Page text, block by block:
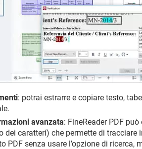
: potrai estrarre e copiare testo,
avanzata: FineReader PDF
dei caratteri) che permette di tracciare
PDF senza usare l’opzione di ricerca,